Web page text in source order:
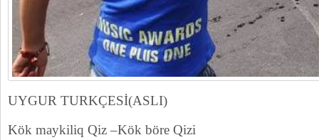
UYGUR TURKÇESİ(ASLI)
Kök maykiliq Qiz –Kök böre Qizi